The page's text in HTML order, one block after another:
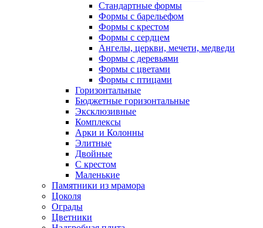
Стандартные формы
Формы с барельефом
Формы с крестом
Формы с сердцем
Ангелы, церкви, мечети, медведи
Формы с деревьями
Формы с цветами
Формы с птицами
Горизонтальные
Бюджетные горизонтальные
Эксклюзивные
Комплексы
Арки и Колонны
Элитные
Двойные
С крестом
Маленькие
Памятники из мрамора
Цоколя
Ограды
Цветники